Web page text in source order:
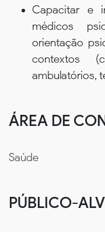
Capacitar e
médicos
orientação
contextos
ambulatórios,
ÁREA DE
Saúde
PÚBLICO-